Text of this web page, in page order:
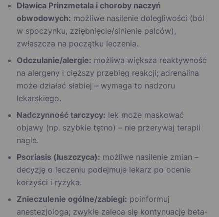
Dławica Prinzmetala i choroby naczyń
obwodowych: możliwe nasilenie dolegliwości (ból
w spoczynku, zziębnięcie/sinienie palców),
zwłaszcza na początku leczenia.
Odczulanie/alergie: możliwa większa reaktywność
na alergeny i cięższy przebieg reakcji; adrenalina
może działać słabiej – wymaga to nadzoru
lekarskiego.
Nadczynność tarczycy: lek może maskować
objawy (np. szybkie tętno) – nie przerywaj terapii
nagle.
Psoriasis (łuszczyca): możliwe nasilenie zmian –
decyzję o leczeniu podejmuje lekarz po ocenie
korzyści i ryzyka.
Znieczulenie ogólne/zabiegi: poinformuj
anestezjologa; zwykle zaleca się kontynuację beta-